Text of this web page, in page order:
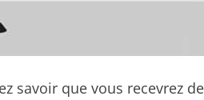
savoir que vous recevrez